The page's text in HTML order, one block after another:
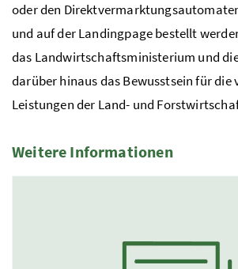
oder den
und auf der Landingpage bestellt
das Landwirtschaftsministerium und
darüber hinaus das Bewusstsein für die
Leistungen der Land- und
Weitere Informationen